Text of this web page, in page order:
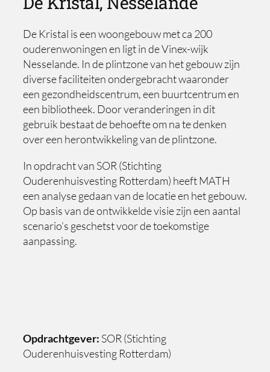
De Kristal is een woongebouw met ca 200
ouderenwoningen en ligt in de Vinex-wijk
Nesselande. In de plintzone van het gebouw zijn
diverse faciliteiten ondergebracht waaronder
een gezondheidscentrum, een buurtcentrum en
een bibliotheek. Door veranderingen in dit
gebruik bestaat de behoefte om na te denken
over een herontwikkeling van de plintzone.
In opdracht van SOR (Stichting
Ouderenhuisvesting Rotterdam) heeft MATH
een analyse gedaan van de locatie en het gebouw.
Op basis van de ontwikkelde visie zijn een aantal
scenario’s geschetst voor de toekomstige
aanpassing.
Opdrachtgever: SOR (Stichting
Ouderenhuisvesting Rotterdam)